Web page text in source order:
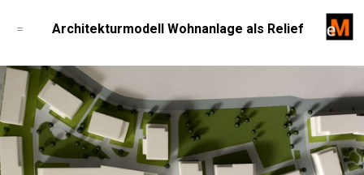
= Architekturmodell Wohnanlage als Relief